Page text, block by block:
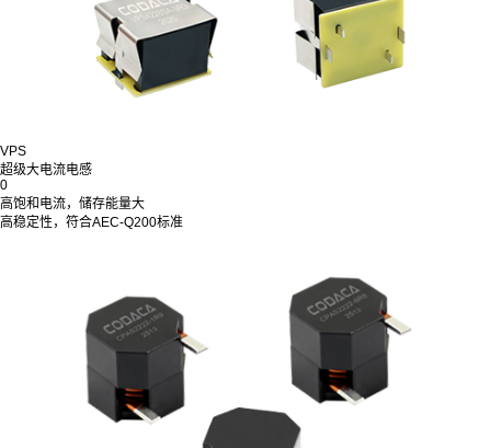
VPS
超级大电流电感
0
高饱和电流，储存能量大
高稳定性，符合AEC-Q200标准